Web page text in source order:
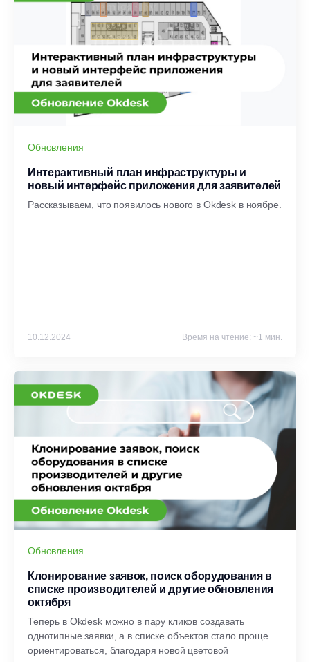
Обновления
Интерактивный план инфраструктуры и
новый интерфейс приложения для заявителей
Рассказываем, что появилось нового в Okdesk в ноябре.
10.12.2024 Время на чтение: ~1 мин.
Обновления
Клонирование заявок, поиск оборудования в
списке производителей и другие обновления
октября
Теперь в Okdesk можно в пару кликов создавать
однотипные заявки, а в списке объектов стало проще
ориентироваться, благодаря новой цветовой